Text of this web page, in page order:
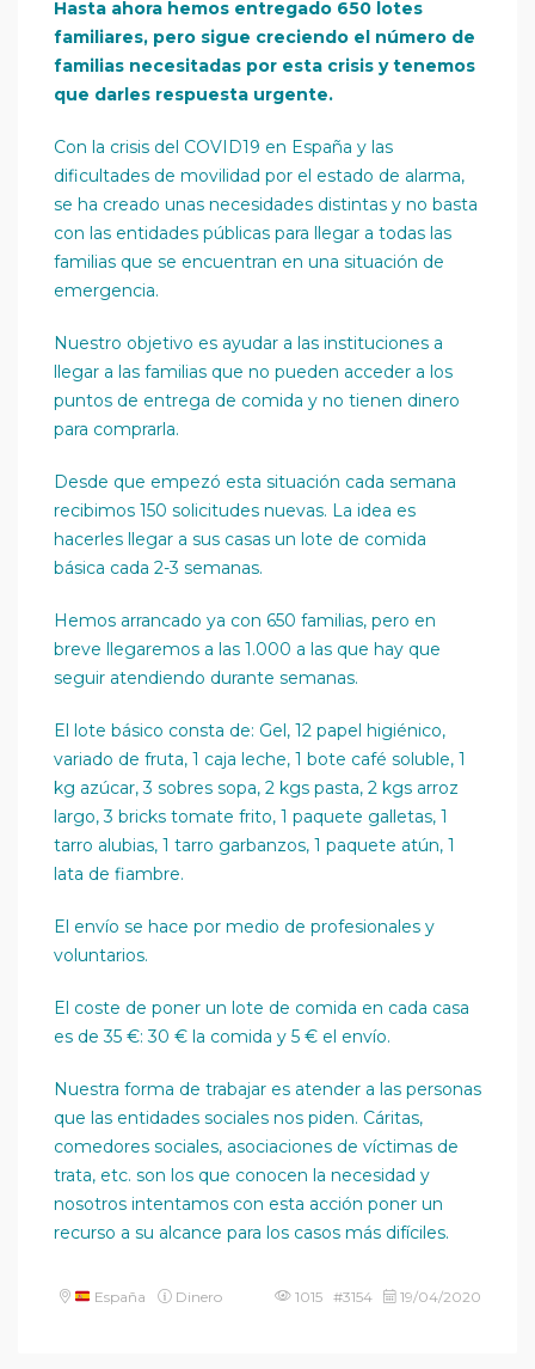
Hasta ahora hemos entregado 650 lotes
familiares, pero sigue creciendo el número de
familias necesitadas por esta crisis y tenemos
que darles respuesta urgente.
Con la crisis del COVID19 en España y las
dificultades de movilidad por el estado de alarma,
se ha creado unas necesidades distintas y no basta
con las entidades públicas para llegar a todas las
familias que se encuentran en una situación de
emergencia.
Nuestro objetivo es ayudar a las instituciones a
llegar a las familias que no pueden acceder a los
puntos de entrega de comida y no tienen dinero
para comprarla.
Desde que empezó esta situación cada semana
recibimos 150 solicitudes nuevas. La idea es
hacerles llegar a sus casas un lote de comida
básica cada 2-3 semanas.
Hemos arrancado ya con 650 familias, pero en
breve llegaremos a las 1.000 a las que hay que
seguir atendiendo durante semanas.
El lote básico consta de: Gel, 12 papel higiénico,
variado de fruta, 1 caja leche, 1 bote café soluble, 1
kg azúcar, 3 sobres sopa, 2 kgs pasta, 2 kgs arroz
largo, 3 bricks tomate frito, 1 paquete galletas, 1
tarro alubias, 1 tarro garbanzos, 1 paquete atún, 1
lata de fiambre.
El envío se hace por medio de profesionales y
voluntarios.
El coste de poner un lote de comida en cada casa
es de 35 €: 30 € la comida y 5 € el envío.
Nuestra forma de trabajar es atender a las personas
que las entidades sociales nos piden. Cáritas,
comedores sociales, asociaciones de víctimas de
trata, etc. son los que conocen la necesidad y
nosotros intentamos con esta acción poner un
recurso a su alcance para los casos más difíciles.
España Dinero 1015 #3154 19/04/2020